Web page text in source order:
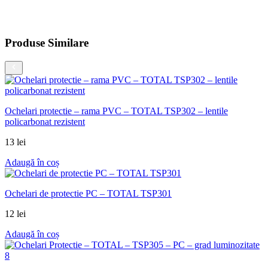
Produse Similare
Ochelari protectie – rama PVC – TOTAL TSP302 – lentile
policarbonat rezistent
13 lei
Adaugă în coș
Ochelari de protectie PC – TOTAL TSP301
12 lei
Adaugă în coș